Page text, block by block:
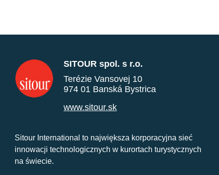
SITOUR spol. s r.o.
Terézie Vansovej 10
974 01 Banská Bystrica
www.sitour.sk
Sitour International to największa korporacyjna sieć
innowacji technologicznych w kurortach turystycznych
na świecie.